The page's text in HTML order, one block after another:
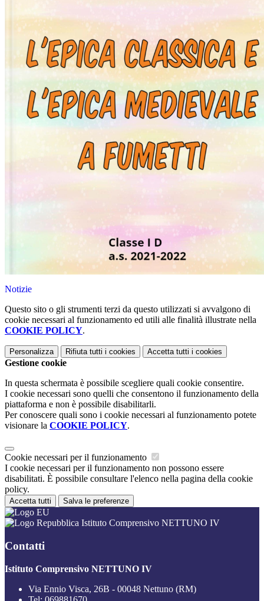
Notizie
Questo sito o gli strumenti terzi da questo utilizzati si avvalgono di
cookie necessari al funzionamento ed utili alle finalità illustrate nella
COOKIE POLICY.
Personalizza Rifiuta tutti i cookies Accetta tutti i cookies
Gestione cookie
In questa schermata è possibile scegliere quali cookie consentire.
I cookie necessari sono quelli che consentono il funzionamento della
piattaforma e non è possibile disabilitarli.
Per conoscere quali sono i cookie necessari al funzionamento potete
visionare la COOKIE POLICY.
Cookie necessari per il funzionamento
I cookie necessari per il funzionamento non possono essere
disabilitati. È possibile consultare l'elenco nella pagina della cookie
policy.
Accetta tutti Salva le preferenze
Istituto Comprensivo NETTUNO IV
Contatti
Istituto Comprensivo NETTUNO IV
Via Ennio Visca, 26B - 00048 Nettuno (RM)